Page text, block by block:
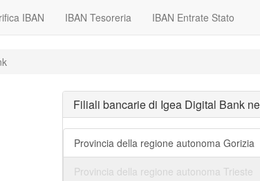
IBAN IBAN Tesoreria IBAN Entrate Stato
Filiali bancarie di Igea Digital Bank
Provincia della regione autonoma Gorizia
Provincia della regione autonoma Trieste